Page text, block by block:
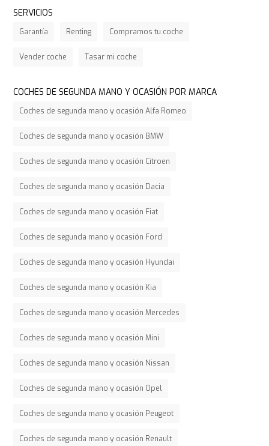
SERVICIOS
Garantía Renting Compramos tu coche
Vender coche Tasar mi coche
COCHES DE SEGUNDA MANO Y OCASIÓN POR MARCA
Coches de segunda mano y ocasión Alfa Romeo
Coches de segunda mano y ocasión BMW
Coches de segunda mano y ocasión Citroen
Coches de segunda mano y ocasión Dacia
Coches de segunda mano y ocasión Fiat
Coches de segunda mano y ocasión Ford
Coches de segunda mano y ocasión Hyundai
Coches de segunda mano y ocasión Kia
Coches de segunda mano y ocasión Mercedes
Coches de segunda mano y ocasión Mini
Coches de segunda mano y ocasión Nissan
Coches de segunda mano y ocasión Opel
Coches de segunda mano y ocasión Peugeot
Coches de segunda mano y ocasión Renault